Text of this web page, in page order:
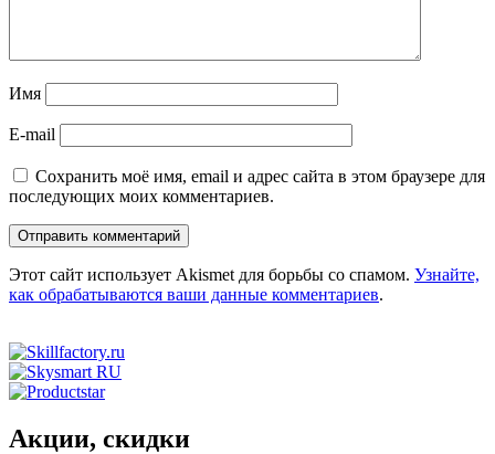
Имя
E-mail
Сохранить моё имя, email и адрес сайта в этом браузере для
последующих моих комментариев.
Этот сайт использует Akismet для борьбы со спамом. Узнайте,
как обрабатываются ваши данные комментариев.
Акции, скидки